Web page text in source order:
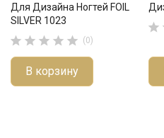
Для Дизайна Ногтей FOIL
SILVER 1023
     (0)
В корзину
